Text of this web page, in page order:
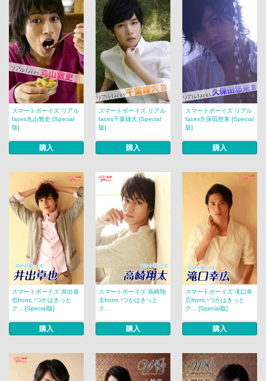
スマートボーイズ リアル
faces丸山敦史 [Special
版]
購入
スマートボーイズ リアル
faces千葉雄大 [Special
版]
購入
スマートボーイズ リアル
faces久保田悠来 [Special
版]
購入
スマートボーイズ 井出卓
也fromいつかはきっと
ク... [Special版]
購入
スマートボーイズ 高崎翔
太fromいつかはきっと
ク...
購入
スマートボーイズ 滝口幸
広fromいつかはきっと
ク... [Special版]
購入